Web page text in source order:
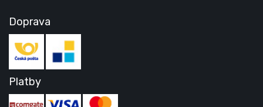
Doprava
Platby